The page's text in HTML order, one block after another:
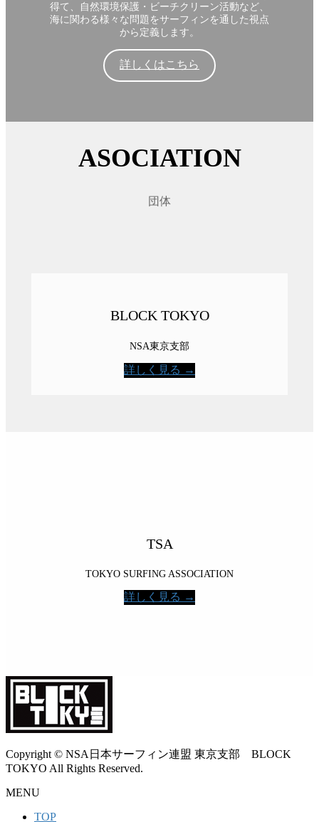
得て、自然環境保護・ビーチクリーン活動など、
海に関わる様々な問題をサーフィンを通した視点
から定義します。
詳しくはこちら
ASOCIATION
団体
BLOCK TOKYO
NSA東京支部
詳しく見る →
TSA
TOKYO SURFING ASSOCIATION
詳しく見る →
Copyright © NSA日本サーフィン連盟 東京支部 BLOCK
TOKYO All Rights Reserved.
MENU
TOP